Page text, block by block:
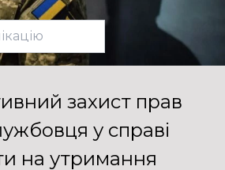
захист прав
у справі
на утримання